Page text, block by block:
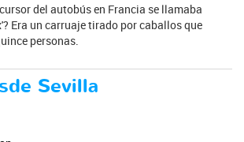
del autobús en Francia se llamaba
Era un carruaje tirado por caballos que
personas.
Sevilla